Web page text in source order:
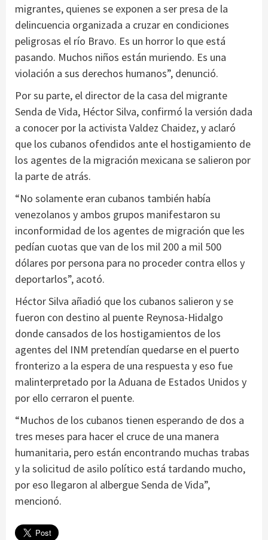
migrantes, quienes se exponen a ser presa de la
delincuencia organizada a cruzar en condiciones
peligrosas el río Bravo. Es un horror lo que está
pasando. Muchos niños están muriendo. Es una
violación a sus derechos humanos”, denunció.
Por su parte, el director de la casa del migrante
Senda de Vida, Héctor Silva, confirmó la versión dada
a conocer por la activista Valdez Chaidez, y aclaró
que los cubanos ofendidos ante el hostigamiento de
los agentes de la migración mexicana se salieron por
la parte de atrás.
“No solamente eran cubanos también había
venezolanos y ambos grupos manifestaron su
inconformidad de los agentes de migración que les
pedían cuotas que van de los mil 200 a mil 500
dólares por persona para no proceder contra ellos y
deportarlos”, acotó.
Héctor Silva añadió que los cubanos salieron y se
fueron con destino al puente Reynosa-Hidalgo
donde cansados de los hostigamientos de los
agentes del INM pretendían quedarse en el puerto
fronterizo a la espera de una respuesta y eso fue
malinterpretado por la Aduana de Estados Unidos y
por ello cerraron el puente.
“Muchos de los cubanos tienen esperando de dos a
tres meses para hacer el cruce de una manera
humanitaria, pero están encontrando muchas trabas
y la solicitud de asilo político está tardando mucho,
por eso llegaron al albergue Senda de Vida”,
mencionó.